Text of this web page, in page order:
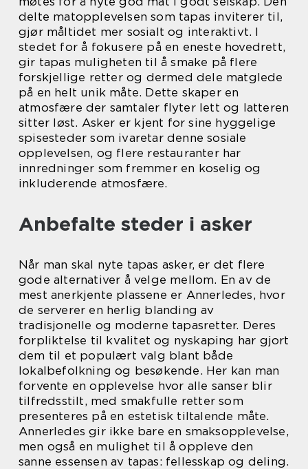
delte matopplevelsen som tapas inviterer til,
gjør måltidet mer sosialt og interaktivt. I
stedet for å fokusere på en eneste hovedrett,
gir tapas muligheten til å smake på flere
forskjellige retter og dermed dele matglede
på en helt unik måte. Dette skaper en
atmosfære der samtaler flyter lett og latteren
sitter løst. Asker er kjent for sine hyggelige
spisesteder som ivaretar denne sosiale
opplevelsen, og flere restauranter har
innredninger som fremmer en koselig og
inkluderende atmosfære.
Anbefalte steder i asker
Når man skal nyte tapas asker, er det flere
gode alternativer å velge mellom. En av de
mest anerkjente plassene er Annerledes, hvor
de serverer en herlig blanding av
tradisjonelle og moderne tapasretter. Deres
forpliktelse til kvalitet og nyskaping har gjort
dem til et populært valg blant både
lokalbefolkning og besøkende. Her kan man
forvente en opplevelse hvor alle sanser blir
tilfredsstilt, med smakfulle retter som
presenteres på en estetisk tiltalende måte.
Annerledes gir ikke bare en smaksopplevelse,
men også en mulighet til å oppleve den
sanne essensen av tapas: fellesskap og deling.